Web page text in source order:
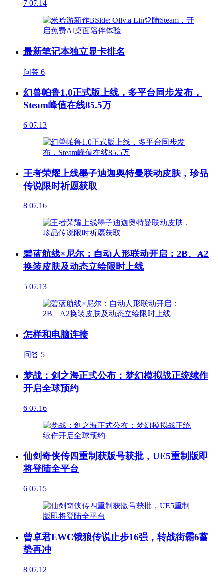
7 07.14
最新笔记本独立显卡排名
问答 6
幻兽帕鲁1.0正式版上线，多平台同步发布，
Steam峰值在线85.5万
6 07.13
王者荣耀上线墨子迪迦奥特曼联动皮肤，珍品
传说限时祈愿获取
8 07.16
碧蓝航线×尼尔：自动人形联动开启：2B、A2
换装皮肤及动态立绘限时上线
5 07.13
怎样和电脑连接
问答 5
梦战：剑之海正式公布：梦幻模拟战正统续作
开启全球预约
6 07.16
仙剑奇侠传四重制获版号获批，UE5重制版即
将登陆全平台
6 07.15
曾卓君EWC饿狼传说止步16强，转战街霸6蓄
势再冲
8 07.12